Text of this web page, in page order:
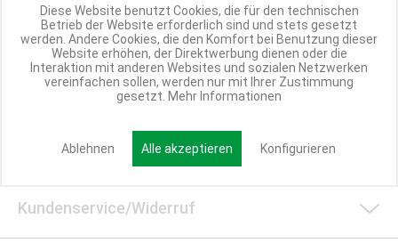
E-MAIL*
Anmelden
Kundenservice/Widerruf
Diese Website benutzt Cookies, die für den technischen
Betrieb der Website erforderlich sind und stets gesetzt
werden. Andere Cookies, die den Komfort bei Benutzung dieser
Website erhöhen, der Direktwerbung dienen oder die
Interaktion mit anderen Websites und sozialen Netzwerken
vereinfachen sollen, werden nur mit Ihrer Zustimmung
gesetzt. Mehr Informationen
Ablehnen Alle akzeptieren Konfigurieren